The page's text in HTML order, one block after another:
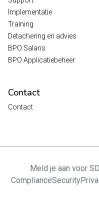
Implementatie
Training
Detachering en advies
BPO Salaris
BPO Applicatiebeheer
Contact
Contact
Meld je aan voor
ComplianceSecurity